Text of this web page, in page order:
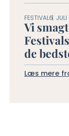
FESTIVAL6.
Vi
de
Læs mere